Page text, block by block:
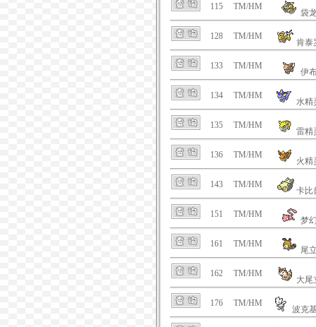
115 TM/HM
袋
128 TM/HM
肯泰
133 TM/HM
伊
134 TM/HM
水精
135 TM/HM
雷精
136 TM/HM
火精
143 TM/HM
卡比
151 TM/HM
梦
161 TM/HM
尾
162 TM/HM
大尾
176 TM/HM
波克